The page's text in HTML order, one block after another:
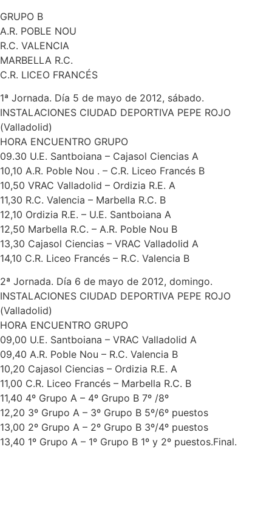
GRUPO B
A.R. POBLE NOU
R.C. VALENCIA
MARBELLA R.C.
C.R. LICEO FRANCÉS
1ª Jornada. Día 5 de mayo de 2012, sábado.
INSTALACIONES CIUDAD DEPORTIVA PEPE ROJO
(Valladolid)
HORA ENCUENTRO GRUPO
09.30 U.E. Santboiana – Cajasol Ciencias A
10,10 A.R. Poble Nou . – C.R. Liceo Francés B
10,50 VRAC Valladolid – Ordizia R.E. A
11,30 R.C. Valencia – Marbella R.C. B
12,10 Ordizia R.E. – U.E. Santboiana A
12,50 Marbella R.C. – A.R. Poble Nou B
13,30 Cajasol Ciencias – VRAC Valladolid A
14,10 C.R. Liceo Francés – R.C. Valencia B
2ª Jornada. Día 6 de mayo de 2012, domingo.
INSTALACIONES CIUDAD DEPORTIVA PEPE ROJO
(Valladolid)
HORA ENCUENTRO GRUPO
09,00 U.E. Santboiana – VRAC Valladolid A
09,40 A.R. Poble Nou – R.C. Valencia B
10,20 Cajasol Ciencias – Ordizia R.E. A
11,00 C.R. Liceo Francés – Marbella R.C. B
11,40 4º Grupo A – 4º Grupo B 7º /8º
12,20 3º Grupo A – 3º Grupo B 5º/6º puestos
13,00 2º Grupo A – 2º Grupo B 3º/4º puestos
13,40 1º Grupo A – 1º Grupo B 1º y 2º puestos.Final.